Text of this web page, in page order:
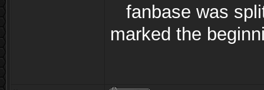
fanbase was
marked the